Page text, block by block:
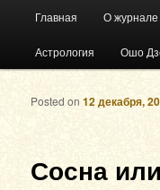
Skip to primary content
Skip to secondary
Главная О журнале
Астрология Ошо
Сосна
Posted on12 декабря,